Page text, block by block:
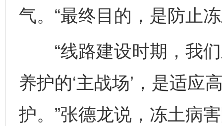
气。“最终目的，是防止
“线路建设时期，我们
养护的‘主战场’，是适应
护。”张德龙说，冻土病